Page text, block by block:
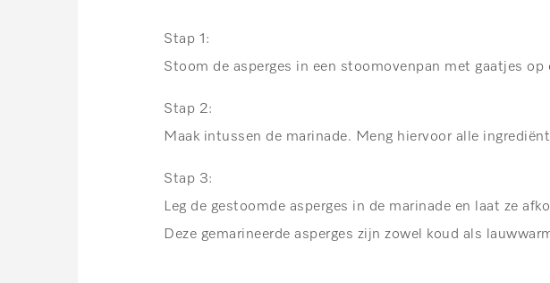
Stap 1:
Stoom de asperges in een stoomovenpan met gaatjes
Stap 2:
Maak intussen de marinade. Meng hiervoor alle
Stap 3:
Leg de gestoomde asperges in de marinade en laat ze
Deze gemarineerde asperges zijn zowel koud als